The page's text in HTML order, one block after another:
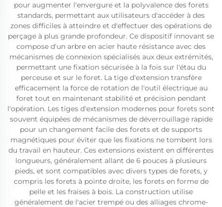
pour augmenter l'envergure et la polyvalence des forets
standards, permettant aux utilisateurs d'accéder à des
zones difficiles à atteindre et d'effectuer des opérations de
perçage à plus grande profondeur. Ce dispositif innovant se
compose d'un arbre en acier haute résistance avec des
mécanismes de connexion spécialisés aux deux extrémités,
permettant une fixation sécurisée à la fois sur l'étau du
perceuse et sur le foret. La tige d'extension transfère
efficacement la force de rotation de l'outil électrique au
foret tout en maintenant stabilité et précision pendant
l'opération. Les tiges d'extension modernes pour forets sont
souvent équipées de mécanismes de déverrouillage rapide
pour un changement facile des forets et de supports
magnétiques pour éviter que les fixations ne tombent lors
du travail en hauteur. Ces extensions existent en différentes
longueurs, généralement allant de 6 pouces à plusieurs
pieds, et sont compatibles avec divers types de forets, y
compris les forets à pointe droite, les forets en forme de
pelle et les fraises à bois. La construction utilise
généralement de l'acier trempé ou des alliages chrome-